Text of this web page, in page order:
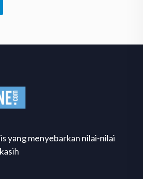
yang menyebarkan nilai-nilai